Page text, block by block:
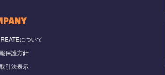
について
保護方針
引法表示